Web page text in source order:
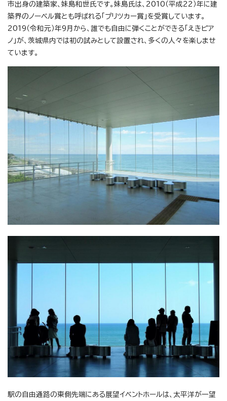
市出身の建築家、妹島和世氏です。妹島氏は、2010（平成22）年に建
築界のノーベル賞とも呼ばれる「プリツカー賞」を受賞しています。
2019（令和元）年9月から、誰でも自由に弾くことができる「えきピア
ノ」が、茨城県内では初の試みとして設置され、多くの人々を楽しませ
ています。
駅の自由通路の東側先端にある展望イベントホールは、太平洋が一望